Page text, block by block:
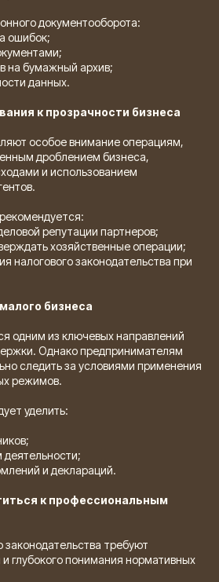
документооборота:
ошибок;
на бумажный архив;
данных.
к прозрачности бизнеса
особое внимание операциям,
дроблением бизнеса,
и использованием
репутации партнеров;
хозяйственные операции;
налогового законодательства при
бизнеса
одним из ключевых направлений
Однако предпринимателям
следить за условиями применения
режимов.
уделить:
деятельности;
и деклараций.
к профессиональным
требуют
глубокого понимания нормативных